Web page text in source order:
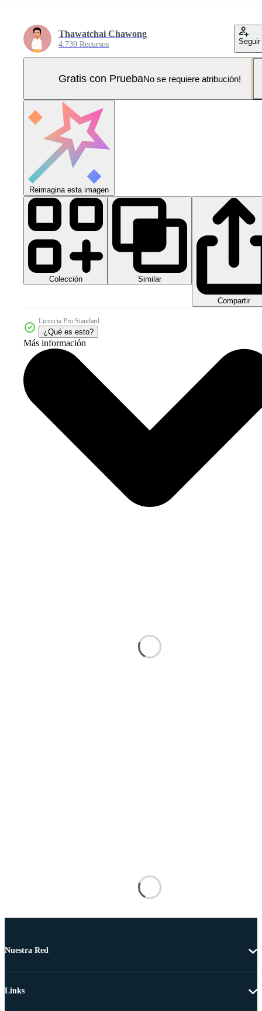
Thawatchai Chawong
4.739 Recursos Seguir
Gratis con PruebaNo se requiere atribución!
Reimagina esta imagen
Colección Similar
Compartir
Licencia Pro Standard
¿Qué es esto?
Más información
Nuestra Red
Links